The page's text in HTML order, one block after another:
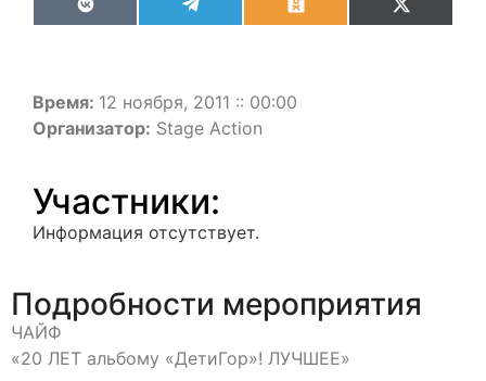
VK OdnoklassnikiX
(Twitter)
Время: 12 ноября, 2011 :: 00:00
Организатор: Stage Action
Участники:
Информация отсутствует.
Подробности мероприятия
ЧАЙФ
«20 ЛЕТ альбому «ДетиГор»! ЛУЧШЕЕ»